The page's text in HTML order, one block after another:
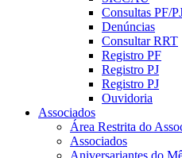
Consultas PF/
Denúncias
Consultar RRT
Registro PF
Registro PJ
Registro PJ
Ouvidoria
Associados
Área Restrita do
Associados
Aniversariantes do